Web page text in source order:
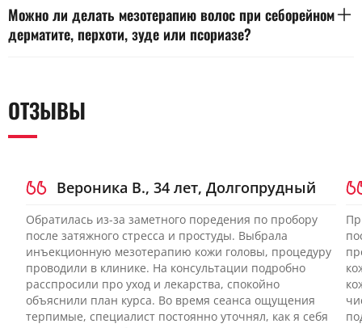
индивидуальный состав, при снижении плотности и «вялой»
коже иногда лучше работает PRP. При активном воспалении
надежно определить тип выпадения и степень поражения
фолликулов. Она помогает увидеть миниатюризацию,
воспалительные признаки и характер поредения, которые
длительном выпадении, редеющем проборе, подозрении на
андрогенетический тип или рубцевание без трихоскопии
легко ошибиться с тактикой.
Можно ли делать мезотерапию волос при себорейном
дерматите, перхоти, зуде или псориазе?
воспаление, если на коже уже есть активный процесс. После
воспалении метод противопоказан до лечения.
ОТЗЫВЫ
Вероника В., 34 лет, Долгопрудный
Обратилась из-за заметного поредения по пробору
после затяжного стресса и простуды. Выбрала
инъекционную мезотерапию кожи головы, процедуру
проводили в клинике. На консультации подробно
расспросили про уход и лекарства, спокойно
объяснили план курса. Во время сеанса ощущения
терпимые, специалист постоянно уточнял, как я себя